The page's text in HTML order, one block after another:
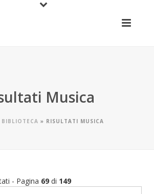
Musica
BIBLIOTECA » RISULTATI MUSICA
- Pagina 69 di 149